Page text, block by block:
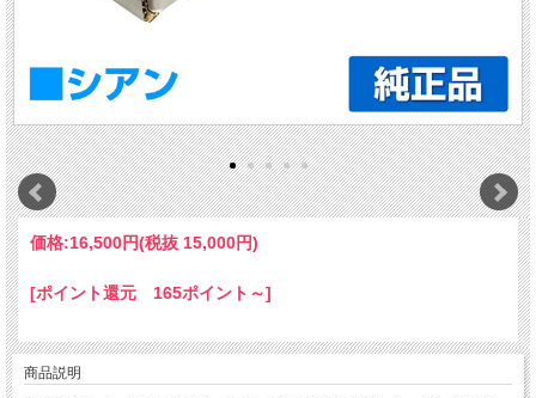
価格:16,500円(税抜 15,000円)
[ポイント還元 165ポイント～]
商品説明